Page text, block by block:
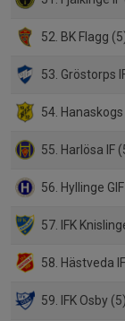
52. BK Flagg
53. Gröstorps
54. Hanaskogs
55. Harlösa IF
56. Hyllinge
57. IFK
58. Hästveda
59. IFK Osby (5)